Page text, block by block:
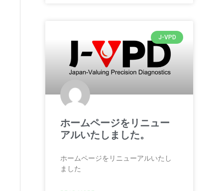
J-VPD
ホームページをリニュー
アルいたしました。
ホームページをリニューアルいたし
ました